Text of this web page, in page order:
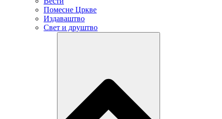
Помесне Цркве
Издаваштво
Свет и друштво